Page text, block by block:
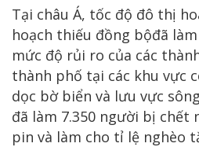
Tại châu Á, tốc độ đô thị
hoạch thiếu đồng bộđã
mức độ rủi ro của các
thành phố tại các khu vực
dọc bờ biển và lưu vực
đã làm 7.350 người bị chết
pin và làm cho tỉ lệ nghèo